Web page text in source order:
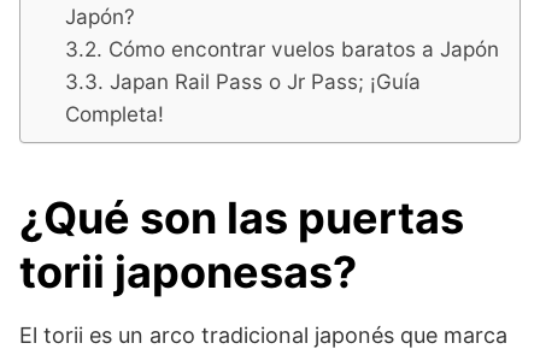
Japón?
Cómo encontrar vuelos baratos a Japón
Japan Rail Pass o Jr Pass; ¡Guía
Completa!
¿Qué son las puertas
torii japonesas?
El torii es un arco tradicional japonés que marca